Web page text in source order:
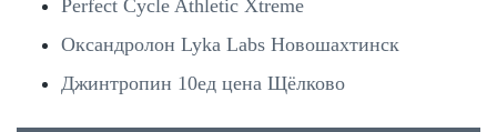
Perfect Cycle Athletic Xtreme
Оксандролон Lyka Labs Новошахтинск
Джинтропин 10ед цена Щёлково